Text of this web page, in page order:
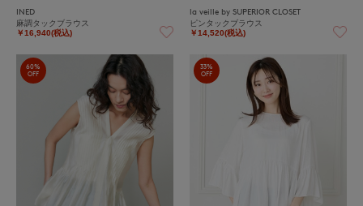
INED
麻調タックブラウス
￥16,940(税込)
la veille by SUPERIOR CLOSET
ピンタックブラウス
￥14,520(税込)
60%
OFF
33%
OFF